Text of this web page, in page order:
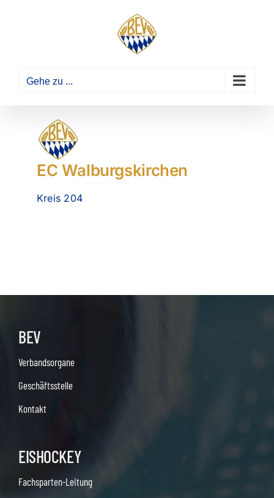
Gehe zu ...
EC Walburgskirchen
Kreis 204
BEV
Verbandsorgane
Geschäftsstelle
Kontakt
EISHOCKEY
Fachsparten-Leitung